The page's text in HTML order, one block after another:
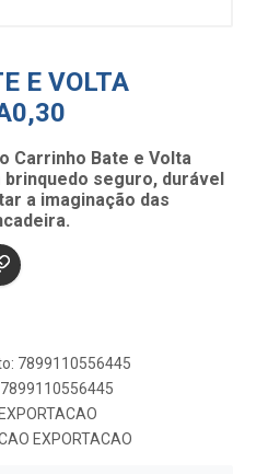
E VOLTA
Carrinho Bate e Volta
brinquedo seguro, durável
a imaginação das
7899110556445
EXPORTACAO